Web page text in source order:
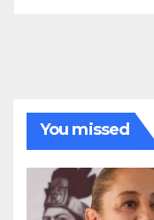
You missed